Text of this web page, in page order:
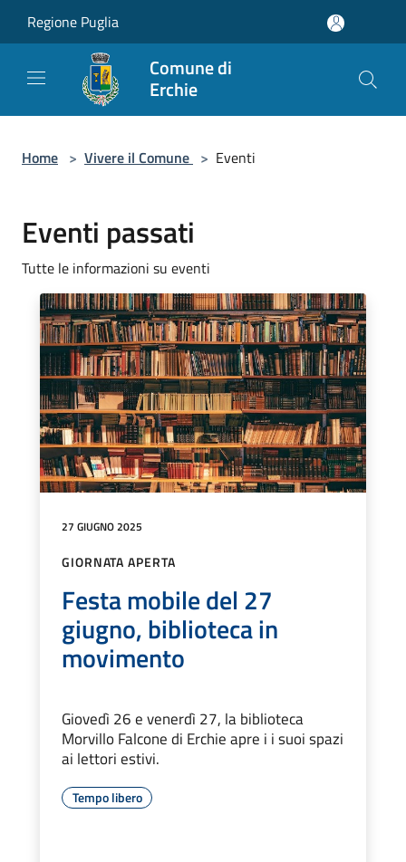
Regione Puglia
Comune di
Erchie
Home > Vivere il Comune > Eventi
Eventi passati
Tutte le informazioni su eventi
27 GIUGNO 2025
GIORNATA APERTA
Festa mobile del 27
giugno, biblioteca in
movimento
Giovedì 26 e venerdì 27, la biblioteca
Morvillo Falcone di Erchie apre i i suoi spazi
ai lettori estivi.
Tempo libero